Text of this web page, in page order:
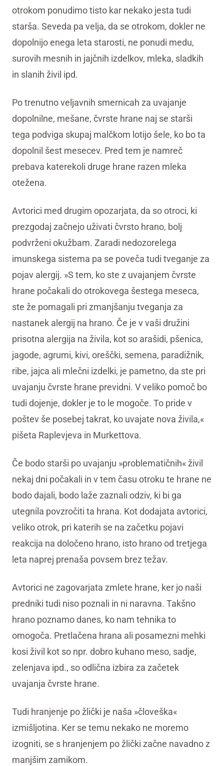
otrokom ponudimo tisto kar nekako jesta tudi
starša. Seveda pa velja, da se otrokom, dokler ne
dopolnijo enega leta starosti, ne ponudi medu,
surovih mesnih in jajčnih izdelkov, mleka, sladkih
in slanih živil ipd.
Po trenutno veljavnih smernicah za uvajanje
dopolnilne, mešane, čvrste hrane naj se starši
tega podviga skupaj malčkom lotijo šele, ko bo ta
dopolnil šest mesecev. Pred tem je namreč
prebava katerekoli druge hrane razen mleka
otežena.
Avtorici med drugim opozarjata, da so otroci, ki
prezgodaj začnejo uživati čvrsto hrano, bolj
podvrženi okužbam. Zaradi nedozorelega
imunskega sistema pa se poveča tudi tveganje za
pojav alergij. »S tem, ko ste z uvajanjem čvrste
hrane počakali do otrokovega šestega meseca,
ste že pomagali pri zmanjšanju tveganja za
nastanek alergij na hrano. Če je v vaši družini
prisotna alergija na živila, kot so arašidi, pšenica,
jagode, agrumi, kivi, oreščki, semena, paradižnik,
ribe, jajca ali mlečni izdelki, je pametno, da ste pri
uvajanju čvrste hrane previdni. V veliko pomoč bo
tudi dojenje, dokler je to le mogoče. To pride v
poštev še posebej takrat, ko uvajate nova živila,«
pišeta Raplevjeva in Murkettova.
Če bodo starši po uvajanju »problematičnih« živil
nekaj dni počakali in v tem času otroku te hrane ne
bodo dajali, bodo laže zaznali odziv, ki bi ga
utegnila povzročiti ta hrana. Kot dodajata avtorici,
veliko otrok, pri katerih se na začetku pojavi
reakcija na določeno hrano, isto hrano od tretjega
leta naprej prenaša povsem brez težav.
Avtorici ne zagovarjata zmlete hrane, ker jo naši
predniki tudi niso poznali in ni naravna. Takšno
hrano poznamo danes, ko nam tehnika to
omogoča. Pretlačena hrana ali posamezni mehki
kosi živil kot so npr. dobro kuhano meso, sadje,
zelenjava ipd., so odlična izbira za začetek
uvajanja čvrste hrane.
Tudi hranjenje po žlički je naša »človeška«
izmišljotina. Ker se temu nekako ne moremo
izogniti, se s hranjenjem po žlički začne navadno z
manjšim zamikom.